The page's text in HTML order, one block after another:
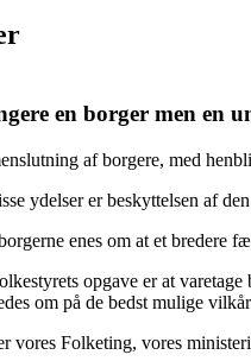
en borger men en
af borgere, med
ydelser er beskyttelsen af
enes om at et bredere
opgave er at
om på de bedst mulige
vores Folketing, vores